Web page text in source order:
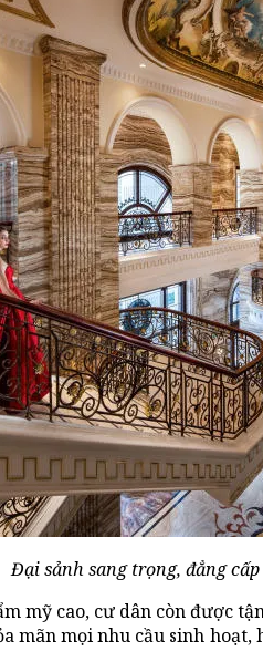
Đại sảnh sang trọng, đẳng
mỹ cao, cư dân còn được
mãn mọi nhu cầu sinh